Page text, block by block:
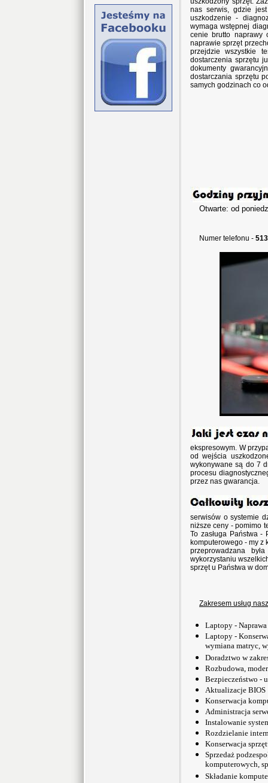
nas serwis, gdzie
uszkodzenie -
wymaga wstępnej
cenie brutto naprawy
naprawie sprzęt
przejdzie wszystkie
dostarczenia sprzętu
dokumenty
dostarczania sprzętu
samych godzinach co
Otwarte: od
Numer telefonu -
ekspresowym. W
od wejścia
wykonywane są do 7
procesu
przez nas gwarancja.
serwisów o systemie
niższe ceny - pomimo
To zasługa Państwa
komputerowego - my z
przeprowadzana
wykorzystaniu
sprzęt u Państwa w
Zakresem usług
Laptopy -
Laptopy -
wymiana matryc,
Doradztwo w
Rozbudowa,
Bezpieczeństwo -
Aktualizacje BIOS
Konserwacja
Administracja
Instalowanie
Rozdzielanie
Konserwacja
Sprzedaż
komputerowych,
Składanie